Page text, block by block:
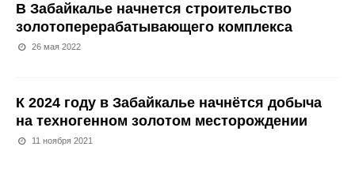
В Забайкалье начнется строительство
золотоперерабатывающего комплекса
26 мая 2022
К 2024 году в Забайкалье начнётся добыча
на техногенном золотом месторождении
11 ноября 2021